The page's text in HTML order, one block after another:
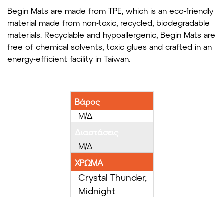
Begin Mats are made from TPE, which is an eco-friendly
material made from non-toxic, recycled, biodegradable
materials. Recyclable and hypoallergenic, Begin Mats are
free of chemical solvents, toxic glues and crafted in an
energy-efficient facility in Taiwan.
Βάρος
Μ/Δ
Μ/Δ
ΧΡΩΜΑ
Crystal Thunder,
Midnight